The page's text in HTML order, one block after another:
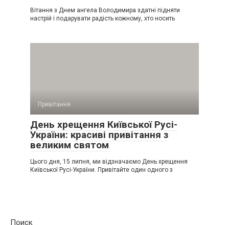
Вітання з Днем ангела Володимира здатні підняти
настрій і подарувати радість кожному, хто носить
Привітання
День хрещення Київської Русі-
України: красиві привітання з
великим святом
Цього дня, 15 липня, ми відзначаємо День хрещення
Київської Русі-України. Привітайте один одного з
Поиск